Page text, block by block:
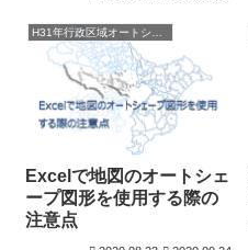
Excelで地図のオートシェ
ープ図形を使用する際の
注意点